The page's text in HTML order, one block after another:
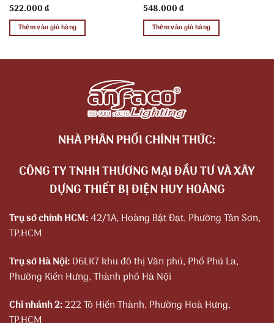
522.000₫
Thêm vào giỏ hàng
548.000₫
Thêm vào giỏ hàng
NHÀ PHÂN PHỐI CHÍNH THỨC:
CÔNG TY TNHH THƯƠNG MẠI ĐẦU TƯ VÀ XÂY
DỰNG THIẾT BỊ ĐIỆN HUY HOÀNG
Trụ sở chính HCM:42/1A, Hoàng Bật Đạt, Phường Tân Sơn,
TP.HCM
Trụ sở Hà Nội:06LK7 khu đô thị Văn phú, Phố Phú La,
Phường Kiến Hưng, Thành phố Hà Nội
Chi nhánh 2:222 Tô Hiến Thành, Phường Hoà Hưng,